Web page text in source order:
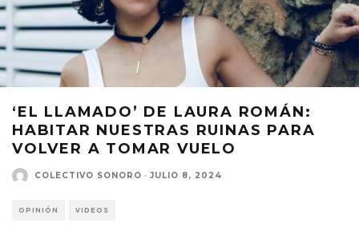
‘EL LLAMADO’ DE LAURA ROMÁN:
HABITAR NUESTRAS RUINAS PARA
VOLVER A TOMAR VUELO
COLECTIVO SONORO · JULIO 8, 2024
OPINIÓN VIDEOS